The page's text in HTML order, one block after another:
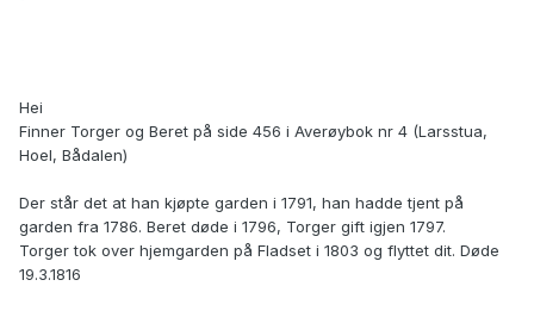
Hei
Finner Torger og Beret på side 456 i Averøybok nr 4 (Larsstua,
Hoel, Bådalen)
Der står det at han kjøpte garden i 1791, han hadde tjent på
garden fra 1786. Beret døde i 1796, Torger gift igjen 1797.
Torger tok over hjemgarden på Fladset i 1803 og flyttet dit. Døde
19.3.1816